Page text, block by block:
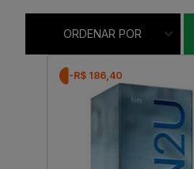
ORDENAR POR
-R$ 186,40